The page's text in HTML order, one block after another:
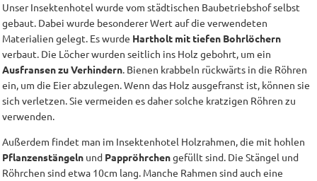
Unser Insektenhotel wurde vom städtischen Baubetriebshof selbst
gebaut. Dabei wurde besonderer Wert auf die verwendeten
Materialien gelegt. Es wurde Hartholt mit tiefen Bohrlöchern
verbaut. Die Löcher wurden seitlich ins Holz gebohrt, um ein
Ausfransen zu Verhindern. Bienen krabbeln rückwärts in die Röhren
ein, um die Eier abzulegen. Wenn das Holz ausgefranst ist, können sie
sich verletzen. Sie vermeiden es daher solche kratzigen Röhren zu
verwenden.
Außerdem findet man im Insektenhotel Holzrahmen, die mit hohlen
Pflanzenstängeln und Pappröhrchengefüllt sind. Die Stängel und
Röhrchen sind etwa 10cm lang. Manche Rahmen sind auch eine